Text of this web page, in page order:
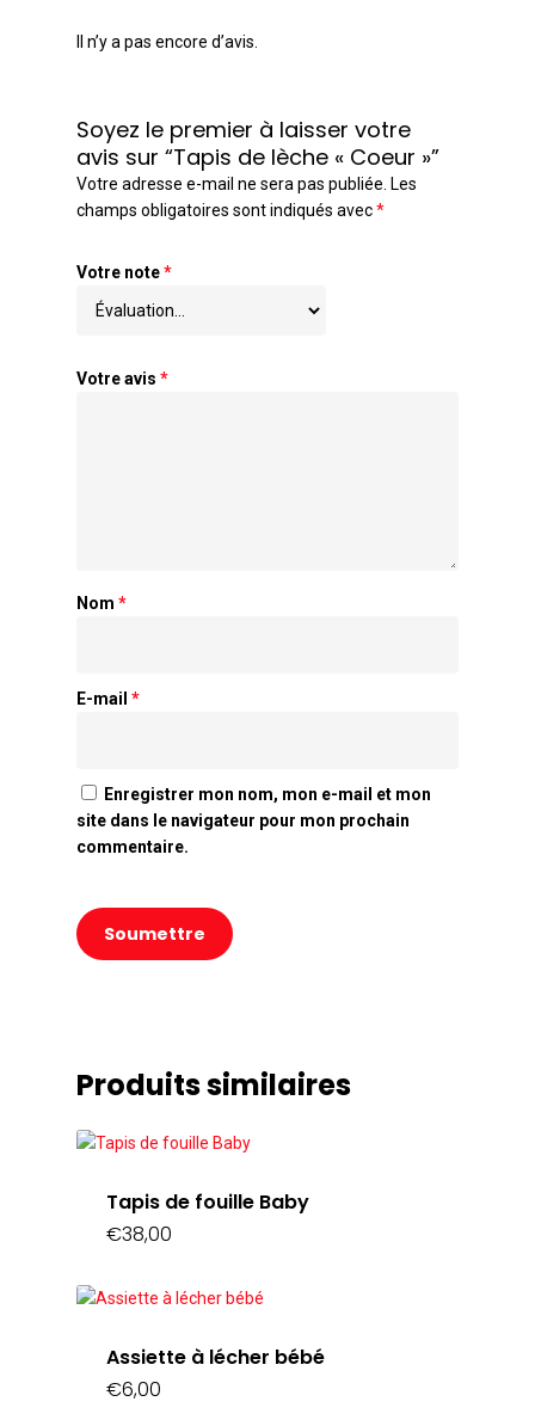
Il n’y a pas encore d’avis.
Soyez le premier à laisser votre
avis sur “Tapis de lèche « Coeur »”
Votre adresse e-mail ne sera pas publiée. Les
champs obligatoires sont indiqués avec*
Votre note*
Votre avis *
Nom *
E-mail *
Enregistrer mon nom, mon e-mail et mon
site dans le navigateur pour mon prochain
commentaire.
Produits similaires
Tapis de fouille Baby
€38,00
Assiette à lécher bébé
€6,00